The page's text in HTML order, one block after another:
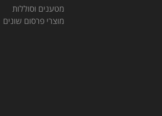
מטענים וסוללות
מוצרי פרסום שונים